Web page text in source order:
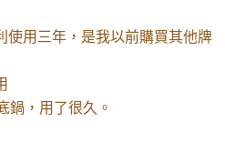
使用三年，是我以前購買其他牌
鍋，用了很久。